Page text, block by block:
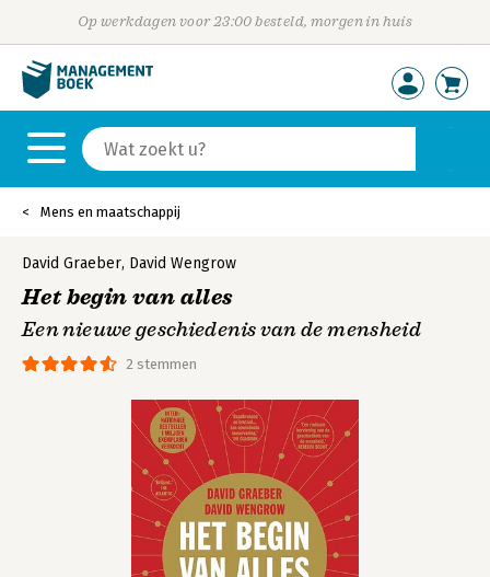
Op werkdagen voor 23:00 besteld, morgen in huis
Mens en maatschappij
2 stemmen
David Graeber, David Wengrow
Het begin van alles
Een nieuwe geschiedenis van de mensheid